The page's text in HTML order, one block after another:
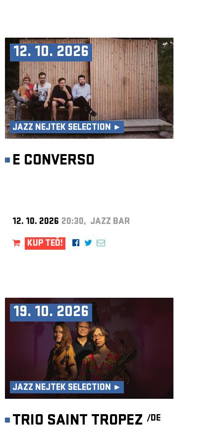
12. 10. 2026
JAZZ NEJTEK SELECTION ►
E CONVERSO
12. 10. 2026 20:30, JAZZ BAR
KUP TEĎ!
19. 10. 2026
JAZZ NEJTEK SELECTION ►
TRIO SAINT TROPEZ /DE